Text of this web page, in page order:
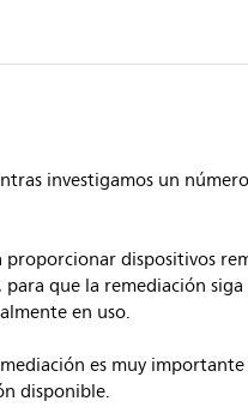
investigamos un
dispositivos
que la remediación
en uso.
es muy
disponible.